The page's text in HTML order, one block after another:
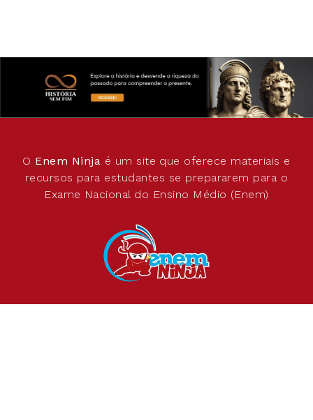
O Enem Ninja é um site que oferece materiais e
recursos para estudantes se prepararem para o
Exame Nacional do Ensino Médio (Enem)
SIGA AS NOSSAS REDES